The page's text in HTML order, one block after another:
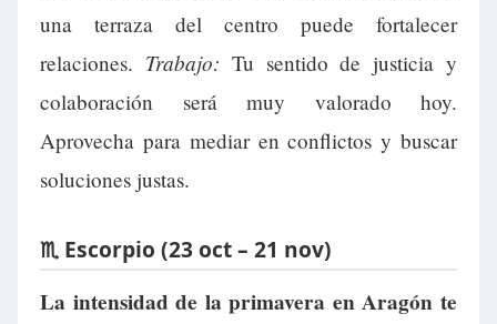
una terraza del centro puede fortalecer
relaciones. Trabajo: Tu sentido de justicia y
colaboración será muy valorado hoy.
Aprovecha para mediar en conflictos y buscar
soluciones justas.
♏ Escorpio (23 oct – 21 nov)
La intensidad de la primavera en Aragón te